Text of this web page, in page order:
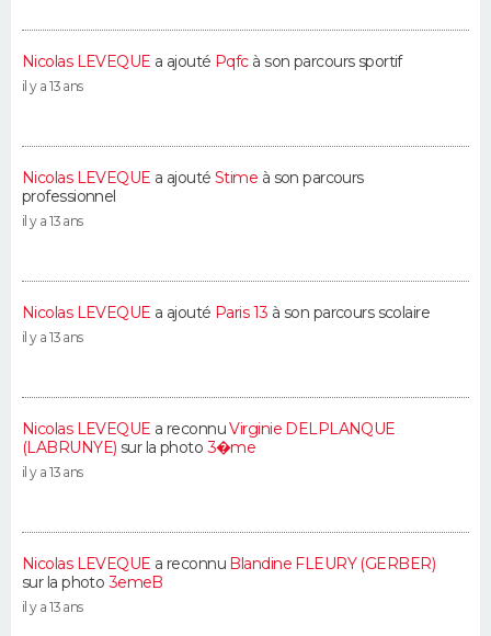
Nicolas LEVEQUE a ajouté Pqfcà son parcours sportif
il y a 13 ans
Nicolas LEVEQUE a ajoutéStime à son parcours
professionnel
il y a 13 ans
Nicolas LEVEQUE a ajouté Paris 13 à son parcours scolaire
il y a 13 ans
Nicolas LEVEQUE a reconnuVirginie DELPLANQUE
(LABRUNYE) sur la photo 3�me
il y a 13 ans
Nicolas LEVEQUE a reconnu Blandine FLEURY (GERBER)
sur la photo 3emeB
il y a 13 ans